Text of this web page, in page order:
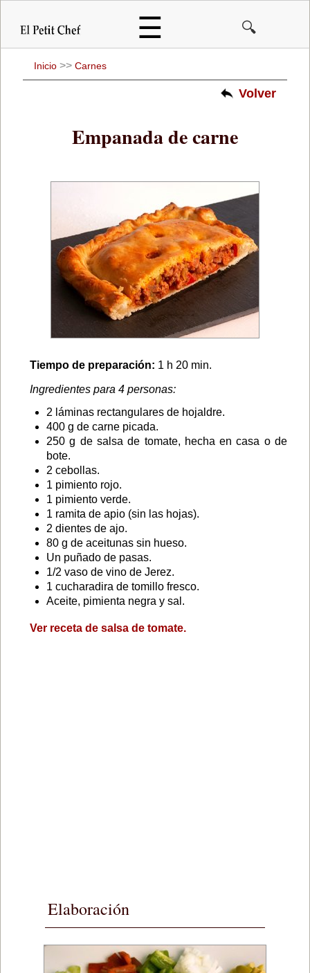
principal
☰ 🔍
Inicio >> Carnes
Volver
Empanada de carne
Tiempo de preparación: 1 h 20 min.
Ingredientes para 4 personas:
2 láminas rectangulares de hojaldre.
400 g de carne picada.
250 g de salsa de tomate, hecha en casa o de
bote.
2 cebollas.
1 pimiento rojo.
1 pimiento verde.
1 ramita de apio (sin las hojas).
2 dientes de ajo.
80 g de aceitunas sin hueso.
Un puñado de pasas.
1/2 vaso de vino de Jerez.
1 cucharadira de tomillo fresco.
Aceite, pimienta negra y sal.
Ver receta de salsa de tomate.
Elaboración